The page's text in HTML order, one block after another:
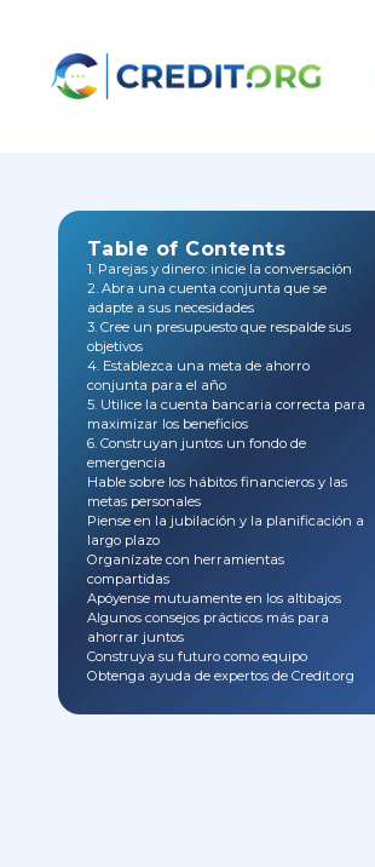
Table of Contents
1. Parejas y dinero: inicie la conversación
2. Abra una cuenta conjunta que se
adapte a sus necesidades
3. Cree un presupuesto que respalde sus
objetivos
4. Establezca una meta de ahorro
conjunta para el año
5. Utilice la cuenta bancaria correcta para
maximizar los beneficios
6. Construyan juntos un fondo de
emergencia
Hable sobre los hábitos financieros y las
metas personales
Piense en la jubilación y la planificación a
largo plazo
Organízate con herramientas
compartidas
Apóyense mutuamente en los altibajos
Algunos consejos prácticos más para
ahorrar juntos
Construya su futuro como equipo
Obtenga ayuda de expertos de Credit.org